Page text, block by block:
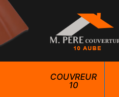
COUVREUR
10